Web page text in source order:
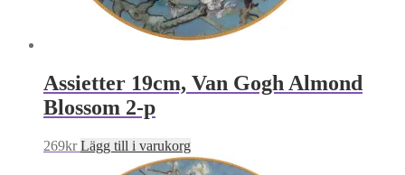
Assietter 19cm, Van Gogh Almond
Blossom 2-p
269kr Lägg till i varukorg